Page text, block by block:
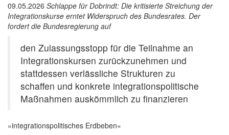
09.05.2026 Schlappe für Dobrindt: Die kritisierte Streichung der
Integrationskurse erntet Widerspruch des Bundesrates. Der
fordert die Bundesregierung auf
den Zulassungsstopp für die Teilnahme an
Integrationskursen zurückzunehmen und
stattdessen verlässliche Strukturen zu
schaffen und konkrete integrationspolitische
Maßnahmen auskömmlich zu finanzieren
»integrationspolitisches Erdbeben«